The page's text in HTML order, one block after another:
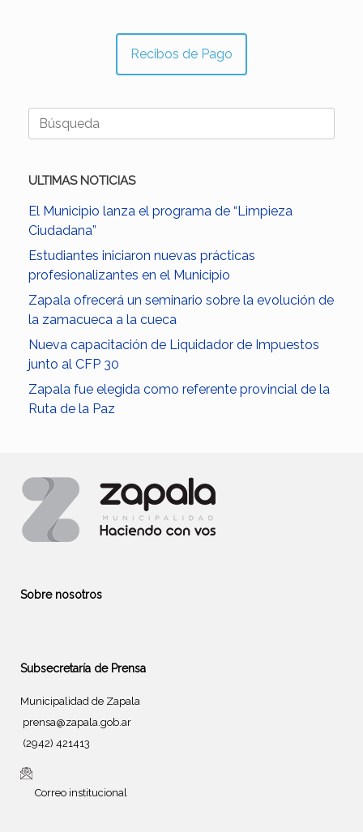
Recibos de Pago
Buscar:
ULTIMAS NOTICIAS
El Municipio lanza el programa de “Limpieza
Ciudadana”
Estudiantes iniciaron nuevas prácticas
profesionalizantes en el Municipio
Zapala ofrecerá un seminario sobre la evolución de
la zamacueca a la cueca
Nueva capacitación de Liquidador de Impuestos
junto al CFP 30
Zapala fue elegida como referente provincial de la
Ruta de la Paz
Sobre nosotros
Subsecretaría de Prensa
Municipalidad de Zapala
prensa@zapala.gob.ar
(2942) 421413
Correo institucional